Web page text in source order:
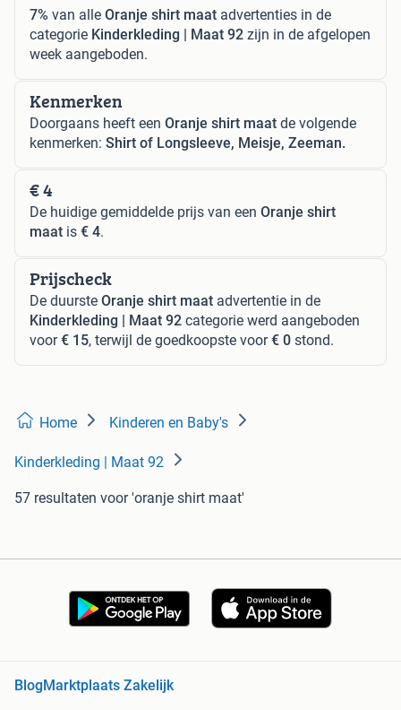
7% van alle Oranje shirt maat advertenties in de
categorie Kinderkleding | Maat 92 zijn in de afgelopen
week aangeboden.
Kenmerken
Doorgaans heeft een Oranje shirt maat de volgende
kenmerken: Shirt of Longsleeve, Meisje, Zeeman.
€ 4
De huidige gemiddelde prijs van een Oranje shirt
maat is € 4.
Prijscheck
De duurste Oranje shirt maat advertentie in de
Kinderkleding | Maat 92 categorie werd aangeboden
voor€ 15, terwijl de goedkoopste voor€ 0 stond.
Home Kinderen en Baby's
Kinderkleding | Maat 92
57 resultaten voor 'oranje shirt maat'
BlogMarktplaats Zakelijk